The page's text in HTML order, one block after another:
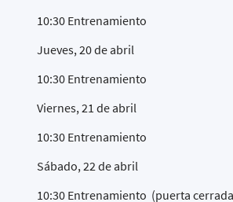
10:30 Entrenamiento
Jueves, 20 de abril
10:30 Entrenamiento
Viernes, 21 de abril
10:30 Entrenamiento
Sábado, 22 de abril
10:30 Entrenamiento (puerta